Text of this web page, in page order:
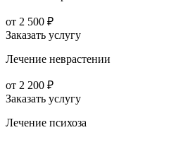
от 2 500 ₽
Заказать услугу
Лечение неврастении
от 2 200 ₽
Заказать услугу
Лечение психоза